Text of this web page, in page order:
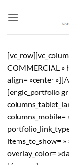
COMMERCIAL »
align= »center
[engic_portfolio
columns_mobile=
items_to_show=
overlay_color=